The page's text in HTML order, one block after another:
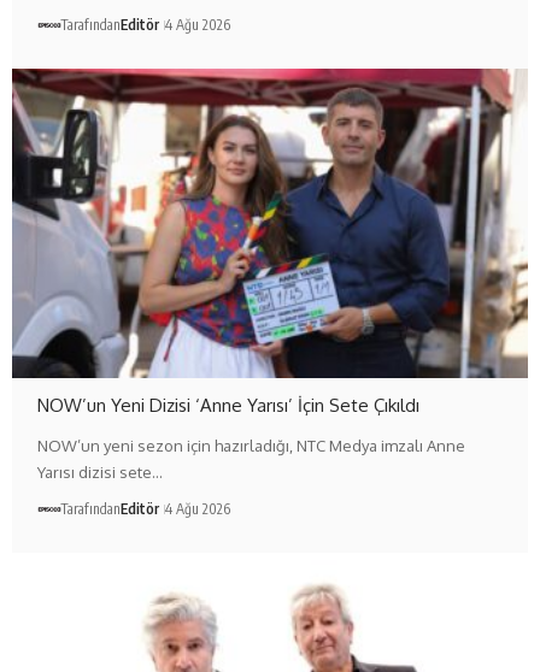
TarafındanEditör 4 Ağu 2026
NOW’un Yeni Dizisi ‘Anne Yarısı’ İçin Sete Çıkıldı
NOW’un yeni sezon için hazırladığı, NTC Medya imzalı Anne
Yarısı dizisi sete…
TarafındanEditör 4 Ağu 2026